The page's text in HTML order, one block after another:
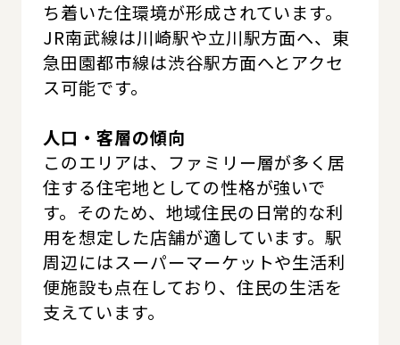
ち着いた住環境が形成されています。
JR南武線は川崎駅や立川駅方面へ、東
急田園都市線は渋谷駅方面へとアクセ
ス可能です。
人口・客層の傾向
このエリアは、ファミリー層が多く居
住する住宅地としての性格が強いで
す。そのため、地域住民の日常的な利
用を想定した店舗が適しています。駅
周辺にはスーパーマーケットや生活利
便施設も点在しており、住民の生活を
支えています。